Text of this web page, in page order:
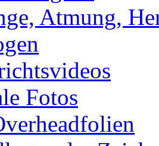
Atmung,
Fotos